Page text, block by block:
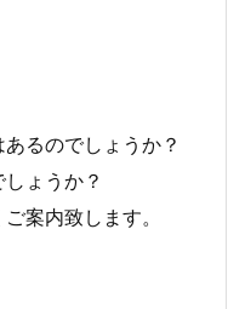
るのでしょうか？
ょうか？
案内致します。